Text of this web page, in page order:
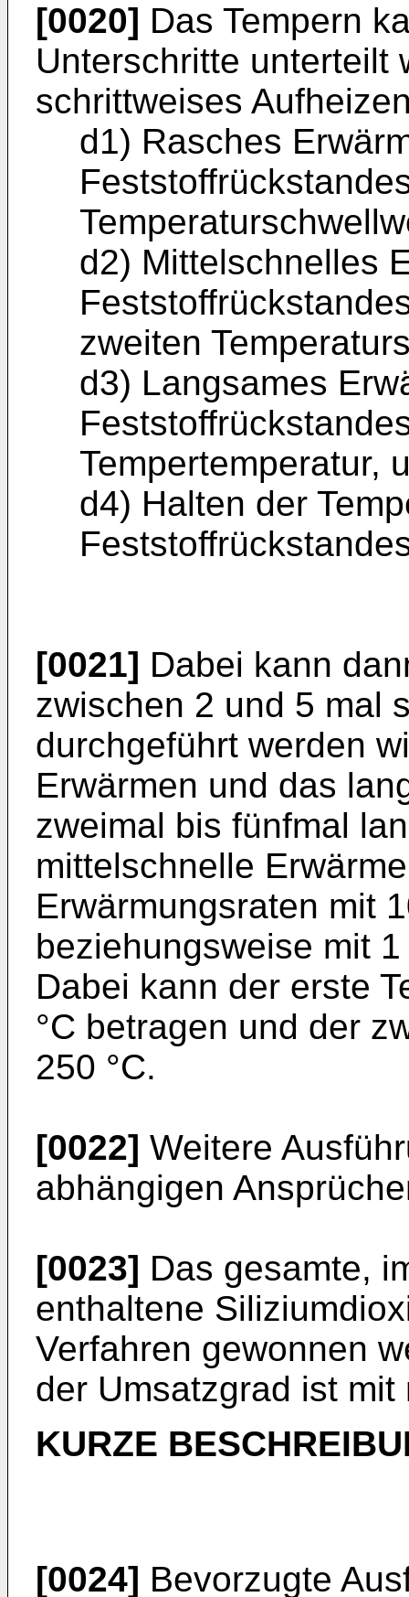
[0020] Das Tempern
Unterschritte unterteilt
schrittweises
d1) Rasches
d2) Mittelschnelles
zweiten
d3) Langsames
Tempertemperatur,
d4) Halten der
[0021] Dabei kann
zwischen 2 und 5 mal
durchgeführt werden
Erwärmen und das
zweimal bis fünfmal
mittelschnelle
Erwärmungsraten mit
beziehungsweise mit
Dabei kann der erste
°C betragen und der
250 °C.
[0022] Weitere
abhängigen
[0023] Das gesamte,
enthaltene
Verfahren gewonnen
der Umsatzgrad ist
KURZE
[0024] Bevorzugte